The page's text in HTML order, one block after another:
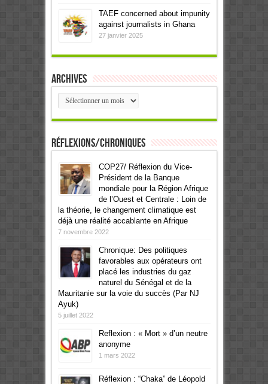
TAEF concerned about impunity
against journalists in Ghana
27 janvier 2025
Archives
Archives
Réflexions/Chroniques
COP27/ Réflexion du Vice-
Président de la Banque
mondiale pour la Région Afrique
de l’Ouest et Centrale : Loin de
la théorie, le changement climatique est
déjà une réalité accablante en Afrique
7 novembre 2022
Chronique: Des politiques
favorables aux opérateurs ont
placé les industries du gaz
naturel du Sénégal et de la
Mauritanie sur la voie du succès (Par NJ
Ayuk)
5 juillet 2022
Reflexion : « Mort » d’un neutre
anonyme
1 mars 2022
Réflexion : “Chaka” de Léopold